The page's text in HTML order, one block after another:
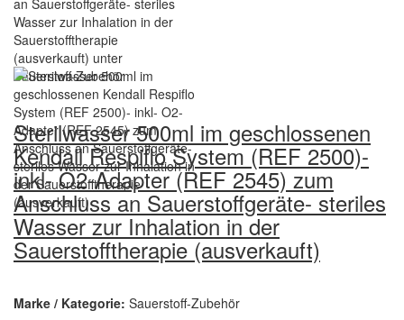
Sterilwasser 500ml im geschlossenen
Kendall Respiflo System (REF 2500)-
inkl- O2-Adapter (REF 2545) zum
Anschluss an Sauerstoffgeräte- steriles
Wasser zur Inhalation in der
Sauerstofftherapie (ausverkauft)
Marke / Kategorie: Sauerstoff-Zubehör